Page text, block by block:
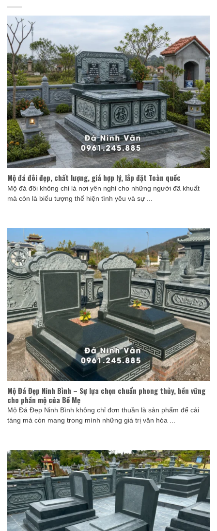
Mộ đá đôi đẹp, chất lượng, giá hợp lý, lắp đặt Toàn quốc
Mộ đá đôi không chỉ là nơi yên nghỉ cho những người đã khuất
mà còn là biểu tượng thể hiện tình yêu và sự ...
Mộ Đá Đẹp Ninh Bình – Sự lựa chọn chuẩn phong thủy, bền vững
cho phần mộ của Bố Mẹ
Mộ Đá Đẹp Ninh Bình không chỉ đơn thuần là sản phẩm để cải
táng mà còn mang trong mình những giá trị văn hóa ...